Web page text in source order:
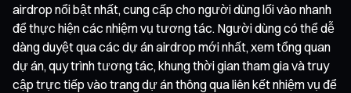
airdrop nổi bật nhất, cung cấp cho người dùng lối vào nhanh
để thực hiện các nhiệm vụ tương tác. Người dùng có thể dễ
dàng duyệt qua các dự án airdrop mới nhất, xem tổng quan
dự án, quy trình tương tác, khung thời gian tham gia và truy
cập trực tiếp vào trang dự án thông qua liên kết nhiệm vụ để